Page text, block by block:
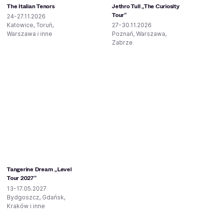
The Italian Tenors
24-27.11.2026
Katowice, Toruń,
Warszawa i inne
Jethro Tull „The Curiosity
Tour”
27-30.11.2026
Poznań, Warszawa,
Zabrze
Tangerine Dream „Level
Tour 2027”
13-17.05.2027
Bydgoszcz, Gdańsk,
Kraków i inne